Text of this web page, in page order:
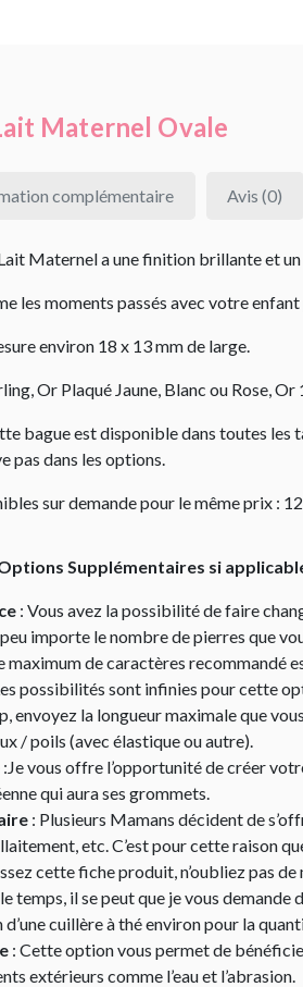
Maternel Ovale
complémentaire Avis (0)
Maternel a une finition brillante et
les moments passés avec votre enfant
environ 18 x 13 mm de large.
Or Plaqué Jaune, Blanc ou Rose, Or
bague est disponible dans toutes
pas dans les options.
sur demande pour le même prix :
Supplémentaires si
: Vous avez la possibilité de faire
importe le nombre de pierres que
maximum de caractères recommandé
possibilités sont infinies pour cette
envoyez la longueur maximale que
/ poils (avec élastique ou autre).
:Je vous offre l’opportunité de créer
qui aura ses grommets.
: Plusieurs Mamans décident de
etc. C’est pour cette raison
cette fiche produit, n’oubliez pas
temps, il se peut que je vous
d’une cuillère à thé environ pour la
: Cette option vous permet de
extérieurs comme l’eau et l’abrasion.